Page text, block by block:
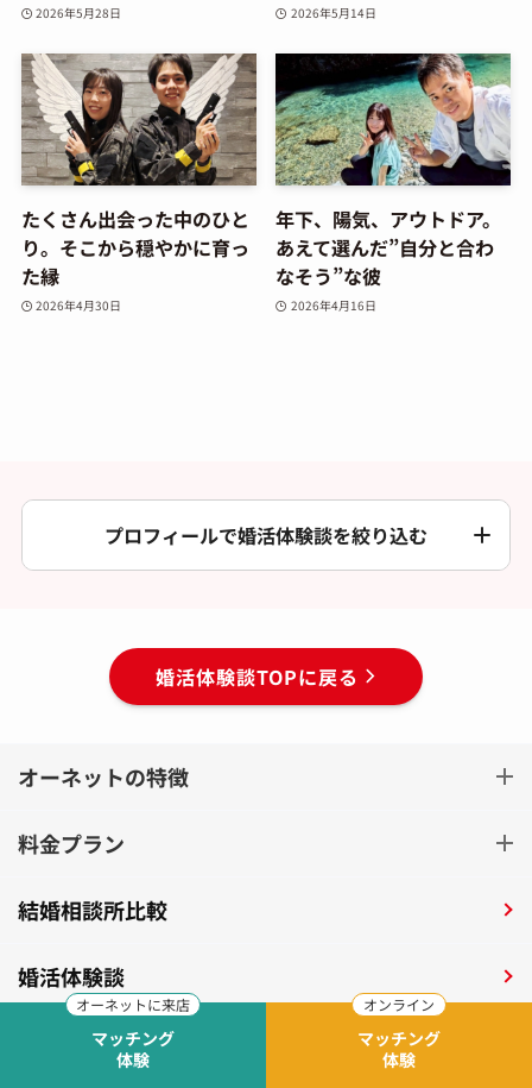
2026年5月28日 2026年5月14日
たくさん出会った中のひと
り。そこから穏やかに育っ
た縁
2026年4月30日
年下、陽気、アウトドア。
あえて選んだ”自分と合わ
なそう”な彼
2026年4月16日
マッチング
体験
マッチング
体験
プロフィールで婚活体験談を絞り込む
婚活体験談TOPに戻る
オーネットの特徴
料金プラン
結婚相談所比較
婚活体験談